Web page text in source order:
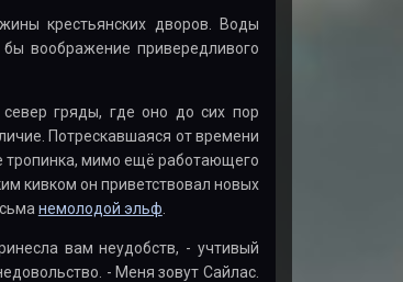
крестьянских дворов. Воды
воображение привередливого
гряды, где оно до сих пор
Потрескавшаяся от времени
тропинка, мимо ещё работающего
кивком он приветствовал новых
немолодой эльф
вам неудобств, - учтивый
- Меня зовут Сайлас.